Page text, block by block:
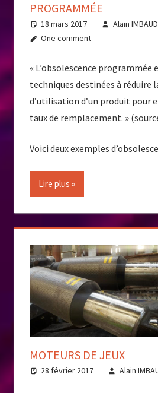
PROGRAMMÉE
18 mars 2017 Alain IMBAUD
One comment
« L’obsolescence programmée
techniques destinées à réduire
d’utilisation d’un produit pour
taux de remplacement. »
Voici deux exemples
Lire plus
MOTEURS DE JEUX
28 février 2017 Alain